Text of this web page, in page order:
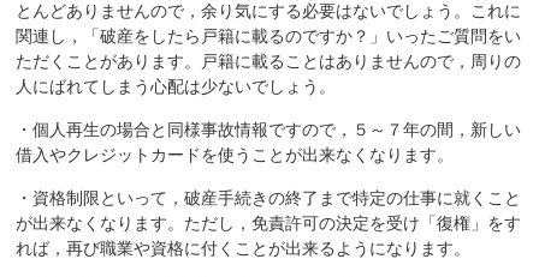
とんどありませんので，余り気にする必要はないでしょう。これに
関連し，「破産をしたら戸籍に載るのですか？」いったご質問をい
ただくことがあります。戸籍に載ることはありませんので，周りの
人にばれてしまう心配は少ないでしょう。
・個人再生の場合と同様事故情報ですので，５～７年の間，新しい
借入やクレジットカードを使うことが出来なくなります。
・資格制限といって，破産手続きの終了まで特定の仕事に就くこと
が出来なくなります。ただし，免責許可の決定を受け「復権」をす
れば，再び職業や資格に付くことが出来るようになります。